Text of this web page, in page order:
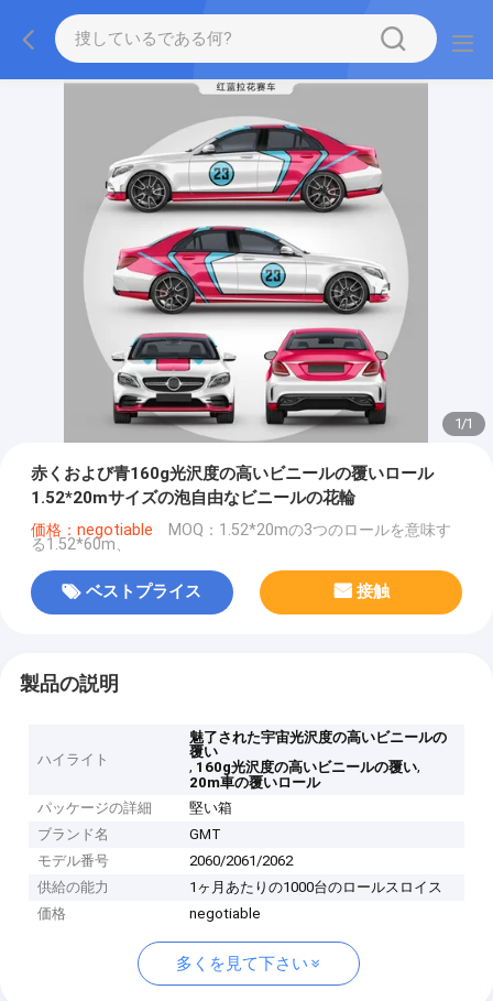
1/1
赤くおよび青160g光沢度の高いビニールの覆いロール
1.52*20mサイズの泡自由なビニールの花輪
価格：negotiable MOQ：1.52*20mの3つのロールを意味す
る1.52*60m、
ベストプライス 接触
製品の説明
ハイライト
魅了された宇宙光沢度の高いビニールの
覆い
, 160g光沢度の高いビニールの覆い,
20m車の覆いロール
パッケージの詳細
堅い箱
ブランド名
GMT
モデル番号
2060/2061/2062
供給の能力
1ヶ月あたりの1000台のロールスロイス
価格
negotiable
多くを見て下さい